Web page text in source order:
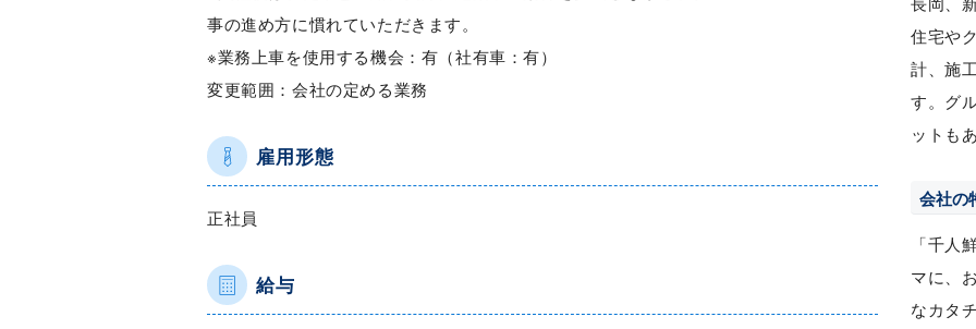
事の進め方に慣れていただきます。
※業務上車を使用する機会：有（社有車：有）
変更範囲：会社の定める業務
雇用形態
正社員
給与
住宅や
計、施
す。グ
ットも
会社の
「千人
マに、
なカタ